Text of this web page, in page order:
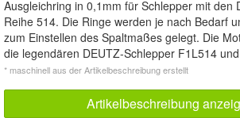
Ausgleichring in 0,1mm für Schlepper mit den
Reihe 514. Die Ringe werden je nach Bedarf
zum Einstellen des Spaltmaßes gelegt. Die
die legendären DEUTZ-Schlepper F1L514
* maschinell aus der Artikelbeschreibung erstellt
Artikelbeschreibung